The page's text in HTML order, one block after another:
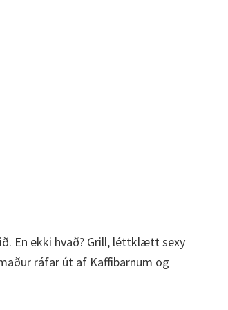
En ekki hvað? Grill, léttklætt sexy
ráfar út af Kaffibarnum og